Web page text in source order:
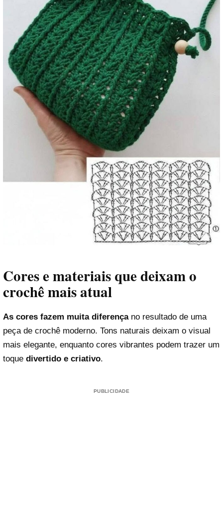
Cores e materiais que deixam o
crochê mais atual
As cores fazem muita diferençano resultado de uma
peça de crochê moderno. Tons naturais deixam o visual
mais elegante, enquanto cores vibrantes podem trazer um
toque divertido e criativo.
PUBLICIDADE